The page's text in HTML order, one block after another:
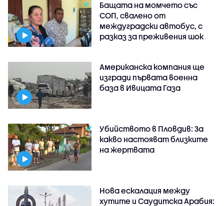
Бащата на момчето със
СОП, свалено от
междуградски автобус, с
разказ за преживения шок
Американска компания ще
изгради първата военна
база в Ивицата Газа
Убийството в Пловдив: За
какво настояват близките
на жертвата
Нова ескалация между
хутите и Саудитска Арабия: